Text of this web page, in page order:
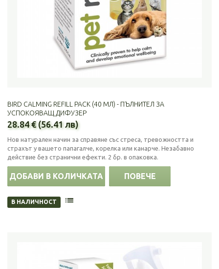
BIRD CALMING REFILL PACK (40 МЛ) - ПЪЛНИТЕЛ ЗА
УСПОКОЯВАЩ ДИФУЗЕР
28.84 € (56.41 лв)
Нов натурален начин за справяне със стреса, тревожността и
страхът у вашето папагалче, корелка или канарче. Незабавно
действие без странични ефекти. 2 бр. в опаковка.
ДОБАВИ В КОЛИЧКАТА ПОВЕЧЕ
В НАЛИЧНОСТ